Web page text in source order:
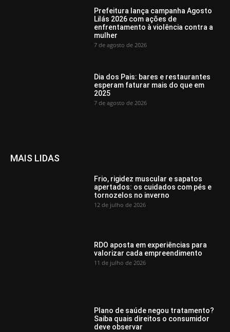
Prefeitura lança campanha Agosto
Lilás 2026 com ações de
enfrentamento à violência contra a
mulher
7 de agosto de 2026
Dia dos Pais: bares e restaurantes
esperam faturar mais do que em
2025
7 de agosto de 2026
MAIS LIDAS
Frio, rigidez muscular e sapatos
apertados: os cuidados com pés e
tornozelos no inverno
12 de julho de 2026
RDO aposta em experiências para
valorizar cada empreendimento
11 de julho de 2026
Plano de saúde negou tratamento?
Saiba quais direitos o consumidor
deve observar